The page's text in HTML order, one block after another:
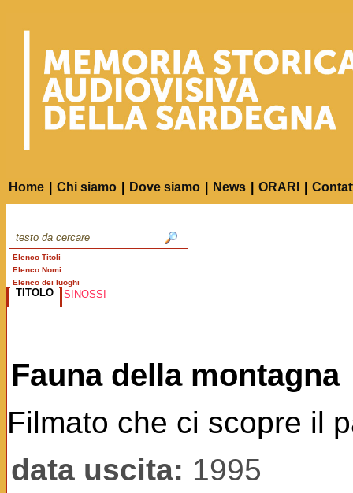
Home Chi siamo Dove siamo News ORARI
Elenco Titoli
Elenco Nomi
Elenco dei luoghi
TITOLO SINOSSI
Fauna della montagna
Filmato che ci scopre il
data uscita: 1995